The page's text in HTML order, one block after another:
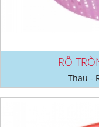
RỔ
Thau -